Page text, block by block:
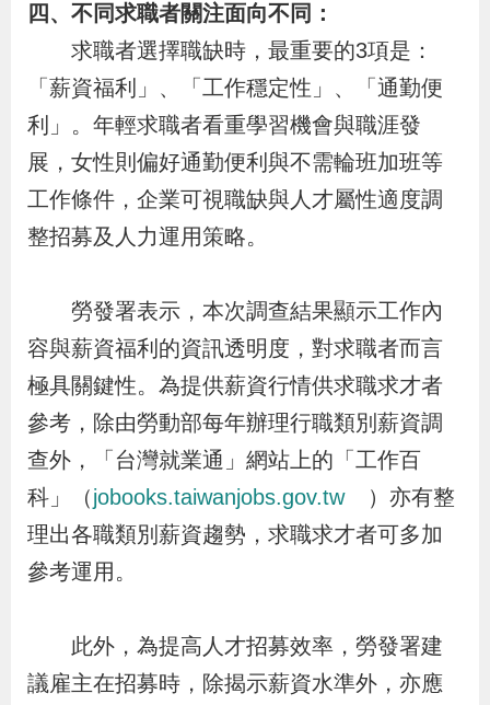
導
覽
信
箱
客
服
資
訊
g
l
s
頁
S
隱
私
權
資
訊
安
全
四、不同求職者關注面向不同：
求職者選擇職缺時，最重要的3項是：
「薪資福利」、「工作穩定性」、「通勤便
利」。年輕求職者看重學習機會與職涯發
展，女性則偏好通勤便利與不需輪班加班等
工作條件，企業可視職缺與人才屬性適度調
整招募及人力運用策略。
勞發署表示，本次調查結果顯示工作內
容與薪資福利的資訊透明度，對求職者而言
極具關鍵性。為提供薪資行情供求職求才者
參考，除由勞動部每年辦理行職類別薪資調
查外，「台灣就業通」網站上的「工作百
科」（jobooks.taiwanjobs.gov.tw
）亦有整
理出各職類別薪資趨勢，求職求才者可多加
參考運用。
此外，為提高人才招募效率，勞發署建
議雇主在招募時，除揭示薪資水準外，亦應